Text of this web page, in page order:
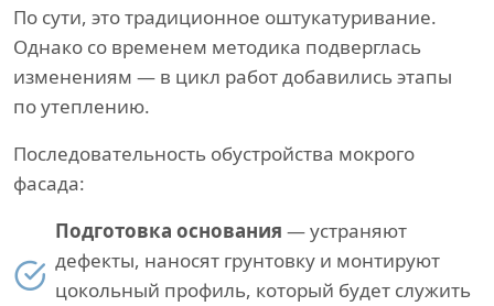
По сути, это традиционное оштукатуривание.
Однако со временем методика подверглась
изменениям — в цикл работ добавились этапы
по утеплению.
Последовательность обустройства мокрого
фасада:
Подготовка основания — устраняют
дефекты, наносят грунтовку и монтируют
цокольный профиль, который будет служить